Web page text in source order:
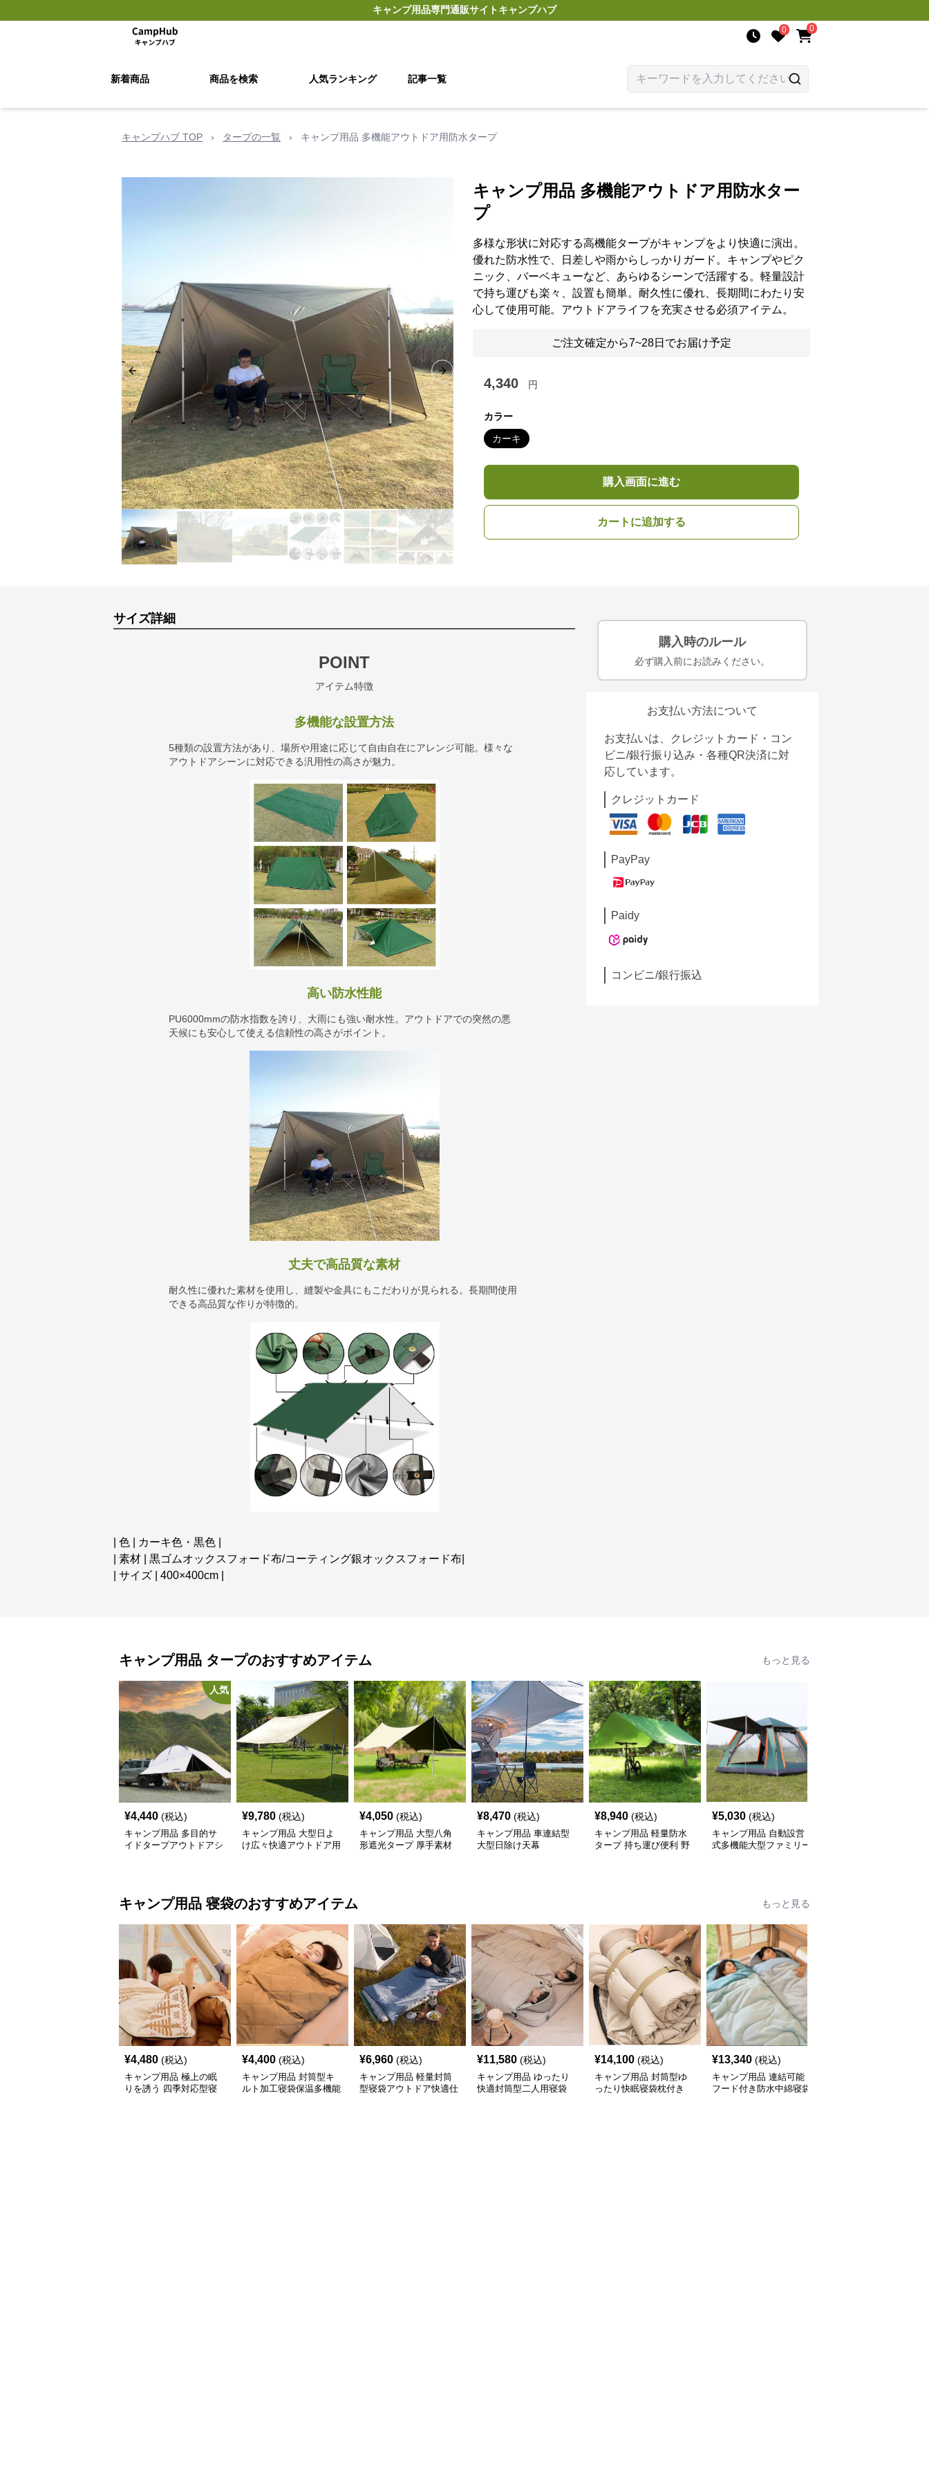
キャンプ用品専門通販サイトキャンプハブ
0 0
新着商品 商品を検索 人気ランキング 記事一覧
キャンプハブ TOP › タープの一覧 › キャンプ用品 多機能アウトドア用防水タープ
Previous slide Next slide
キャンプ用品 多機能アウトドア用防水ター
プ
多様な形状に対応する高機能タープがキャンプをより快適に演出。
優れた防水性で、日差しや雨からしっかりガード。キャンプやピク
ニック、バーベキューなど、あらゆるシーンで活躍する。軽量設計
で持ち運びも楽々、設置も簡単。耐久性に優れ、長期間にわたり安
心して使用可能。アウトドアライフを充実させる必須アイテム。
ご注文確定から7~28日でお届け予定
4,340 円
カラー
カーキ
購入画面に進む
カートに追加する
サイズ詳細
POINT
アイテム特徴
多機能な設置方法
5種類の設置方法があり、場所や用途に応じて自由自在にアレンジ可能。様々な
アウトドアシーンに対応できる汎用性の高さが魅力。
高い防水性能
PU6000mmの防水指数を誇り、大雨にも強い耐水性。アウトドアでの突然の悪
天候にも安心して使える信頼性の高さがポイント。
丈夫で高品質な素材
耐久性に優れた素材を使用し、縫製や金具にもこだわりが見られる。長期間使用
できる高品質な作りが特徴的。
| 色 | カーキ色・黒色 |
| 素材 | 黒ゴムオックスフォード布/コーティング銀オックスフォード布|
| サイズ | 400×400cm |
購入時のルール
必ず購入前にお読みください。
お支払い方法について
お支払いは、クレジットカード・コン
ビニ/銀行振り込み・各種QR決済に対
応しています。
クレジットカード
PayPay
Paidy
コンビニ/銀行振込
キャンプ用品 タープのおすすめアイテム もっと見る
人気
¥4,440 (税込)
キャンプ用品 多目的サ
イドタープアウトドアシ
¥9,780 (税込)
キャンプ用品 大型日よ
け広々快適アウトドア用
¥4,050 (税込)
キャンプ用品 大型八角
形遮光タープ 厚手素材
¥8,470 (税込)
キャンプ用品 車連結型
大型日除け天幕
¥8,940 (税込)
キャンプ用品 軽量防水
タープ 持ち運び便利 野
¥5,030 (税込)
キャンプ用品 自動設営
式多機能大型ファミリー
キャンプ用品 寝袋のおすすめアイテム もっと見る
¥4,480 (税込)
キャンプ用品 極上の眠
りを誘う 四季対応型寝
¥4,400 (税込)
キャンプ用品 封筒型キ
ルト加工寝袋保温多機能
¥6,960 (税込)
キャンプ用品 軽量封筒
型寝袋アウトドア快適仕
¥11,580 (税込)
キャンプ用品 ゆったり
快適封筒型二人用寝袋
¥14,100 (税込)
キャンプ用品 封筒型ゆ
ったり快眠寝袋枕付き
¥13,340 (税込)
キャンプ用品 連結可能
フード付き防水中綿寝袋